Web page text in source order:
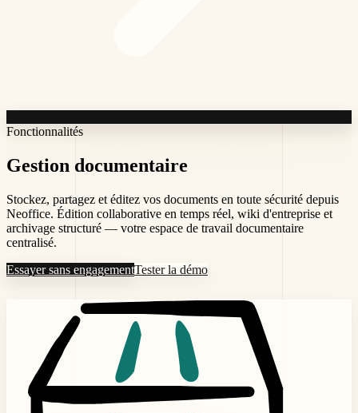
Fonctionnalités
Gestion documentaire
Stockez, partagez et éditez vos documents en toute sécurité depuis
Neoffice. Édition collaborative en temps réel, wiki d'entreprise et
archivage structuré — votre espace de travail documentaire
centralisé.
Essayer sans engagementTester la démo